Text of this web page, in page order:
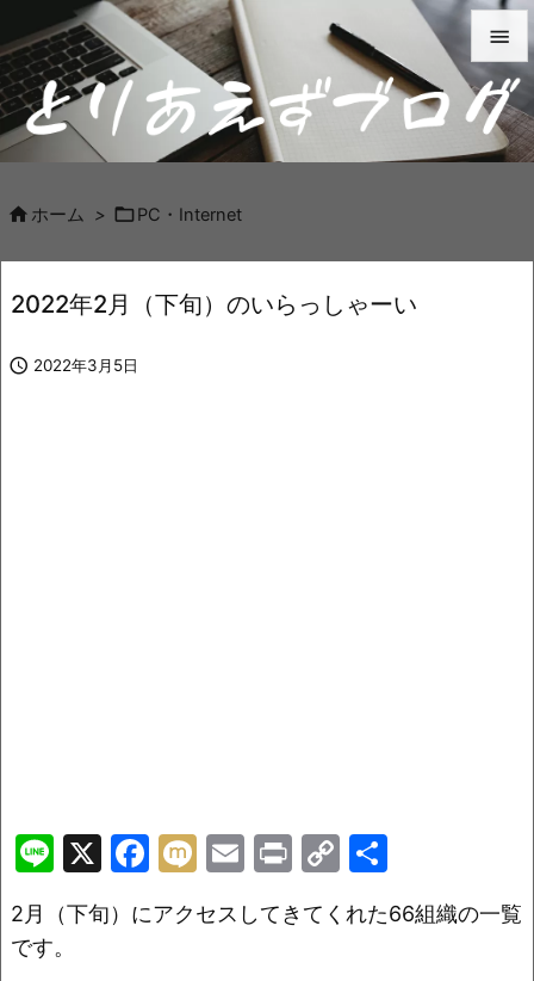


メニュ

 ホーム > PC・Internet
2022年2月（下旬）のいらっしゃーい
 2022年3月5日
Li
e
X
F
c
M
i
E
ai
Pr
t
C
p
2月（下旬）にアクセスしてきてくれた66組織の一覧
です。